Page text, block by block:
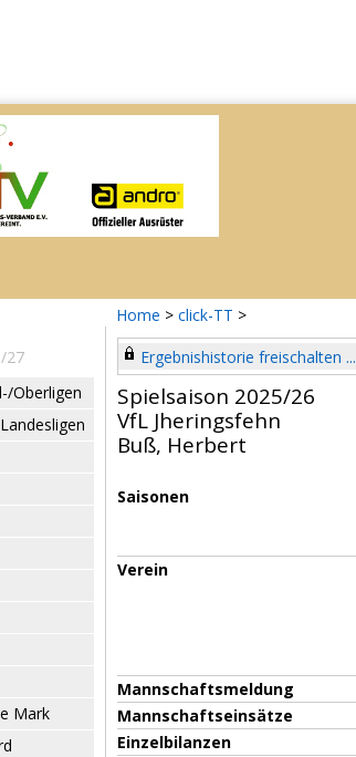
Home > click-TT >
27
Oberligen
Mark
Ergebnishistorie freischalten ...
Spielsaison 2025/26
VfL Jheringsfehn
Buß, Herbert
Saisonen
Verein
Mannschaftsmeldung
Mannschaftseinsätze
Einzelbilanzen